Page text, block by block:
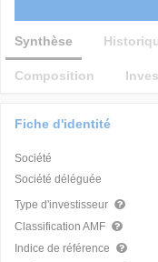
Synthèse
Composition
Fiche d'identité
Société
Société déléguée
Type d'investisseur
Classification AMF
Indice de référence